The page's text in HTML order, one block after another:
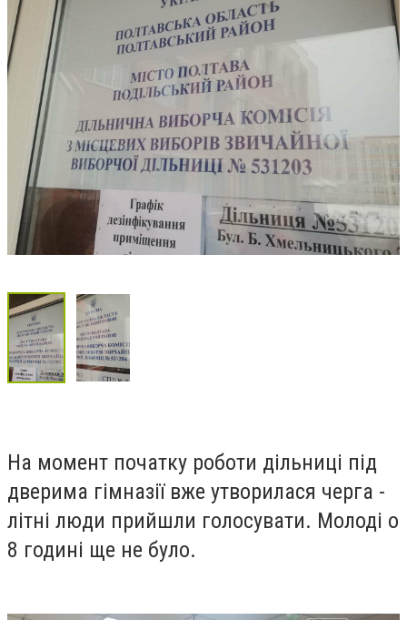
На момент початку роботи дільниці під
дверима гімназії вже утворилася черга -
літні люди прийшли голосувати. Молоді о
8 годині ще не було.